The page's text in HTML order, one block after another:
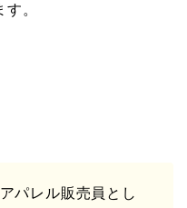
。
パレル販売員とし